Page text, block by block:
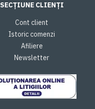
SECȚIUNE CLIENȚI
Cont client
Istoric comenzi
Afiliere
Newsletter